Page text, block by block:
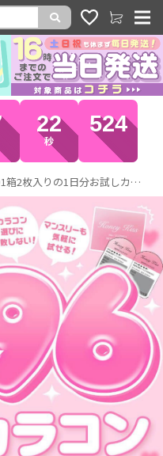
18
秒
732
ホテラバ限定!!ネット通販待望の1箱2枚入りの1日分お試しカラコン❤ ｜激安カラコン通販ホテラバ